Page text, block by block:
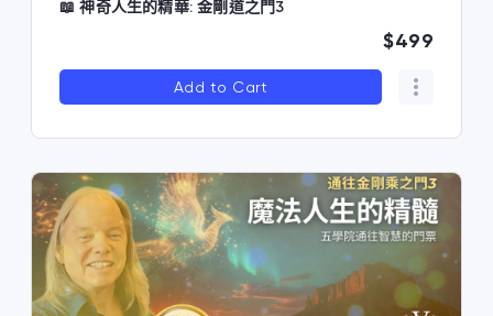
📖 神奇人生的精華: 金剛道之門3
$499
Add to Cart